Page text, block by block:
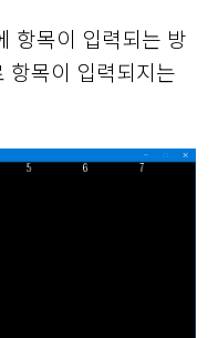
항목이 입력되는 방
항목이 입력되지는